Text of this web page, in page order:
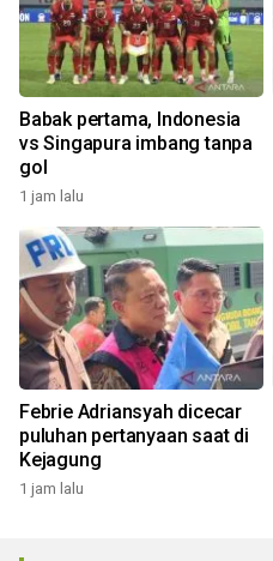
Babak pertama, Indonesia
vs Singapura imbang tanpa
gol
1 jam lalu
Febrie Adriansyah dicecar
puluhan pertanyaan saat di
Kejagung
1 jam lalu